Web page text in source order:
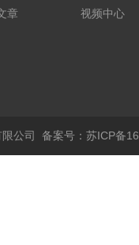
章 视频中心
公司 备案号：苏ICP备